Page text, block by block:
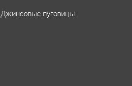
Джинсовые пуговицы